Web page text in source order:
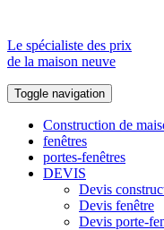
Le spécialiste des prix
de la maison neuve
Toggle navigation
Construction de
fenêtres
portes-fenêtres
DEVIS
Devis
Devis fenêtre
Devis porte-